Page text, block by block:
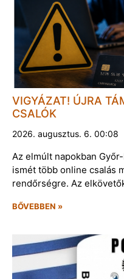
VIGYÁZAT! ÚJRA
CSALÓK
2026. augusztus. 6. 00:08
Az elmúlt napokban
ismét több online csalás
rendőrségre. Az
BŐVEBBEN »